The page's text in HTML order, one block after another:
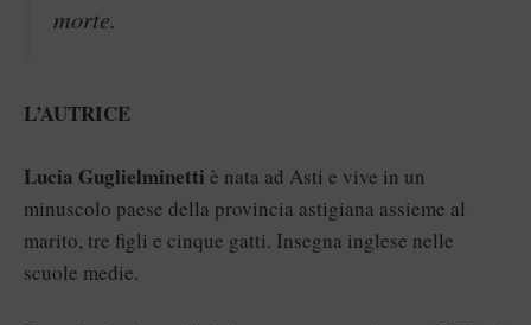
morte.
L’AUTRICE
Lucia Guglielminetti è nata ad Asti e vive in un
minuscolo paese della provincia astigiana assieme al
marito, tre figli e cinque gatti. Insegna inglese nelle
scuole medie.